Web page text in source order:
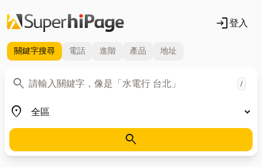
login登入
關鍵字搜尋 電話 進階 產品 地址
search
關鍵字 /
place
地區
search